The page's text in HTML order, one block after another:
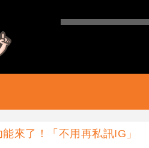
能來了！「不用再私訊IG」